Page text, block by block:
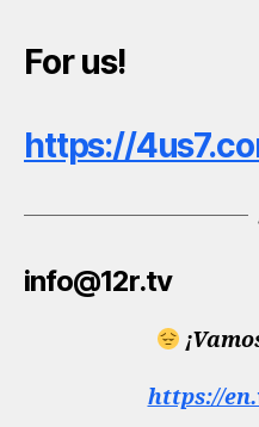
For us!
https://
info@12r.tv
https://